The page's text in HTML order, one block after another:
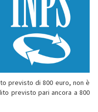
previsto di 800 euro, non è
previsto pari ancora a 800